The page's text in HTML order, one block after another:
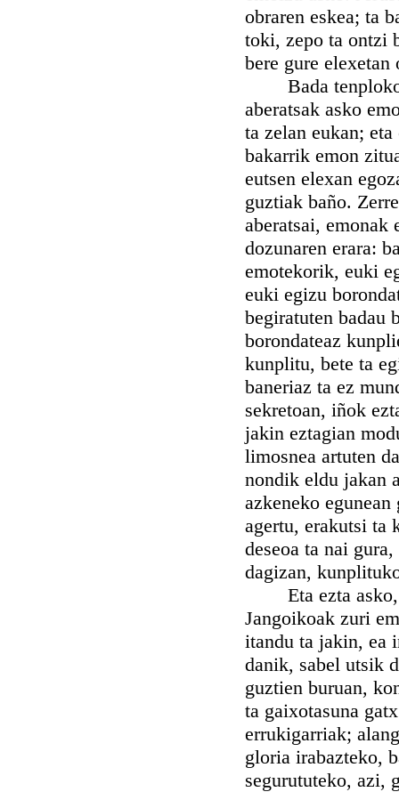
obraren eskea; ta
toki, zepo ta ontzi
bere gure elexetan
Bada tenploko
aberatsak asko
ta zelan eukan;
bakarrik emon
eutsen elexan
guztiak baño.
aberatsai,
dozunaren erara:
emotekorik, euki
euki egizu
begiratuten badau
borondateaz
kunplitu, bete ta
baneriaz ta ez
sekretoan, iñok
jakin eztagian
limosnea artuten
nondik eldu jakan
azkeneko
agertu, erakutsi ta
deseoa ta nai
dagizan,
Eta ezta asko,
Jangoikoak zuri
itandu ta jakin, ea
danik, sabel utsik
guztien buruan,
ta gaixotasuna
errukigarriak;
gloria irabazteko,
segurututeko, azi,